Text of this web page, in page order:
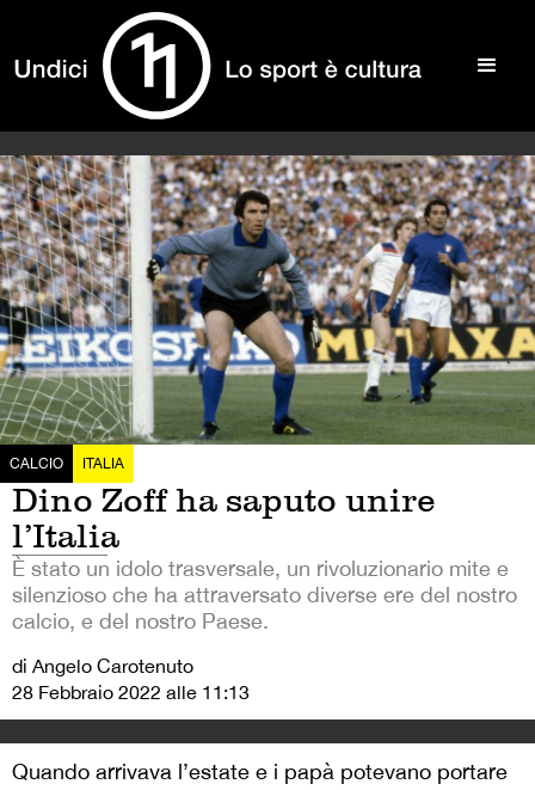
CALCIO ITALIA
Dino Zoff ha saputo unire
l’Italia
È stato un idolo trasversale, un rivoluzionario mite e
silenzioso che ha attraversato diverse ere del nostro
calcio, e del nostro Paese.
di Angelo Carotenuto
28 Febbraio 2022 alle 11:13
Quando arrivava l’estate e i papà potevano portare